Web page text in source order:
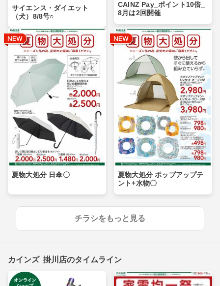
サイエンス・ダイエット
（犬）8/8号○
CAINZ Pay_ポイント10倍_
8月は2回開催
夏物大処分 日傘〇
夏物大処分 ポップアップテ
ント+水物〇
チラシをもっと見る
カインズ 掛川店のタイムライン